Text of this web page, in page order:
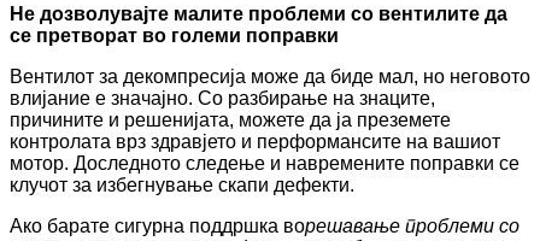
Не дозволувајте малите проблеми со вентилите да
се претворат во големи поправки
Вентилот за декомпресија може да биде мал, но неговото
влијание е значајно. Со разбирање на знаците,
причините и решенијата, можете да ја преземете
контролата врз здравјето и перформансите на вашиот
мотор. Доследното следење и навремените поправки се
клучот за избегнување скапи дефекти.
Ако барате сигурна поддршка ворешавање проблеми со